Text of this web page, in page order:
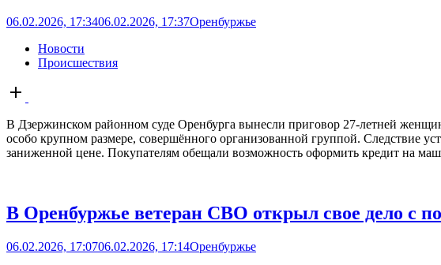
06.02.2026, 17:3406.02.2026, 17:37Оренбуржье
Новости
Происшествия
Open
post
В Дзержинском районном суде Оренбурга вынесли приговор 27-летней
особо крупном размере, совершённого организованной группой. Следствие
заниженной цене. Покупателям обещали возможность оформить кредит на
В Оренбуржье ветеран СВО открыл свое дело с
06.02.2026, 17:0706.02.2026, 17:14Оренбуржье